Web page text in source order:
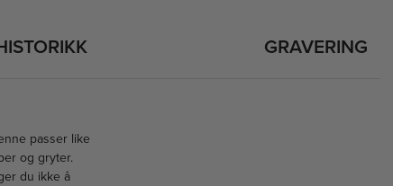
GRAVERING
passer like
og gryter.
du ikke å